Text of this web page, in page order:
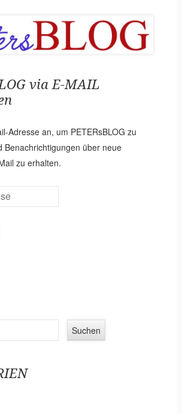
via E-MAIL
Adresse an, um PETERsBLOG zu
Benachrichtigungen über neue
zu erhalten.